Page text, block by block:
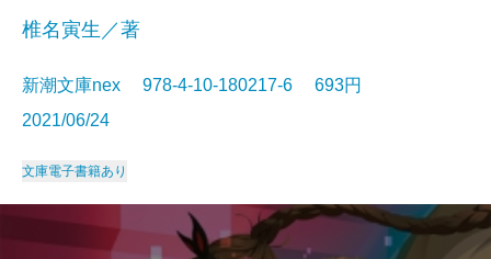
椎名寅生／著
新潮文庫nex 978-4-10-180217-6 693円
2021/06/24
文庫電子書籍あり